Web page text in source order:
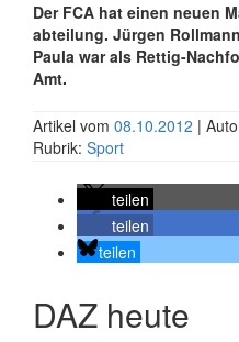
Der FCA hat einen neuen
abteilung. Jürgen
Paula war als Rettig-
Amt.
Artikel vom 08.10.2012 |
Rubrik: Sport
teilen
teilen
teilen
DAZ heute